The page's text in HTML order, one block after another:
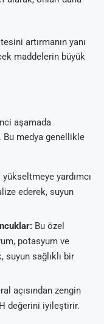
artırmanın yanı
maddelerin büyük
aşamada
medya genellikle
yardımcı
ederek, suyun
Bu özel
potasyum ve
sağlıklı bir
açısından zengin
değerini iyileştirir.